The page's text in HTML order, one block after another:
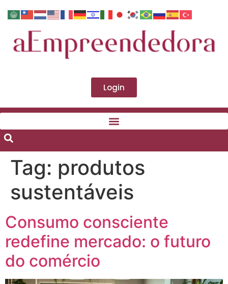
Login
Tag: produtos
sustentáveis
Consumo consciente
redefine mercado: o futuro
do comércio